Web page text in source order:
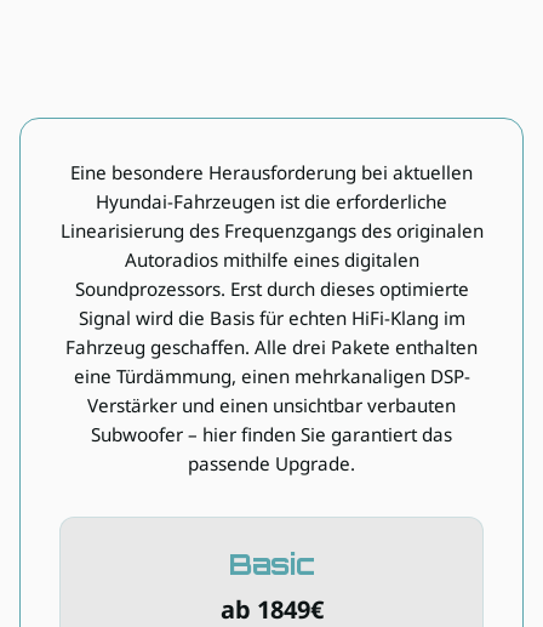
Eine besondere Herausforderung bei aktuellen
Hyundai-Fahrzeugen ist die erforderliche
Linearisierung des Frequenzgangs des originalen
Autoradios mithilfe eines digitalen
Soundprozessors. Erst durch dieses optimierte
Signal wird die Basis für echten HiFi-Klang im
Fahrzeug geschaffen. Alle drei Pakete enthalten
eine Türdämmung, einen mehrkanaligen DSP-
Verstärker und einen unsichtbar verbauten
Subwoofer – hier finden Sie garantiert das
passende Upgrade.
Basic
ab 1849€
Basic
ab 1849€